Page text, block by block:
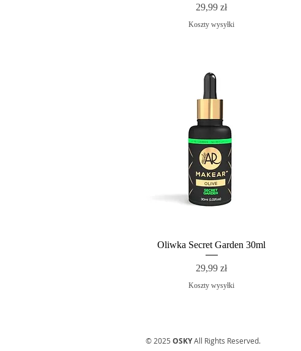
Cena
29,99 zł
Koszty wysyłki
Oliwka Secret Garden 30ml
Cena
29,99 zł
Koszty wysyłki
© 2025 OSKYAll Rights Reserved.